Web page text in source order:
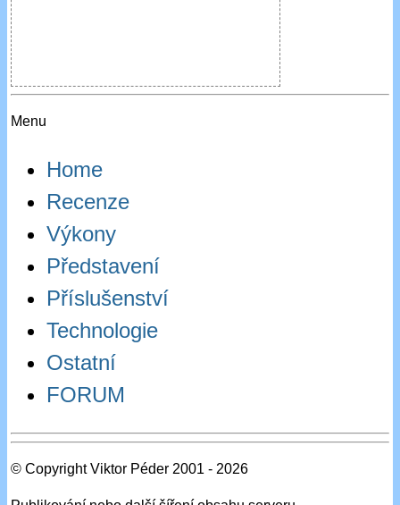
Menu
Home
Recenze
Výkony
Představení
Příslušenství
Technologie
Ostatní
FORUM
© Copyright Viktor Péder 2001 - 2026